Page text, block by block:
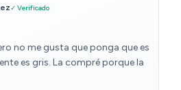
cocinas pequeñas o para una
y su tamaño reducido la
colocar incluso en rincones
usar: solo hay que insertar la
nivel de agua recomendado (con
tienes tu bebida lista.
✓ Verificado
no me gusta que ponga que es
es gris. La compré porque la